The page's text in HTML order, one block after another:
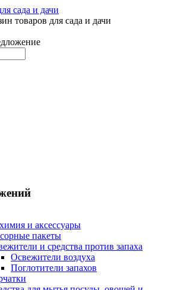
товаров для сада и дачи
и аксессуары
пакеты
и средства против запаха
Освежители воздуха
Поглотители запахов